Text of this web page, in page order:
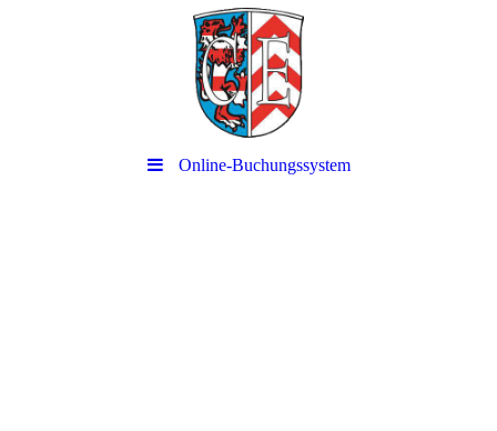
Online-Buchungssystem